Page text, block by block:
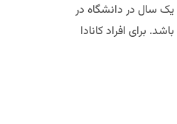
یک سال در دانشگاه در
برای افراد کانادا